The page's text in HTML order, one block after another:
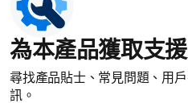
為本產品獲取支援
尋找產品貼士、常見問題、用
訊。